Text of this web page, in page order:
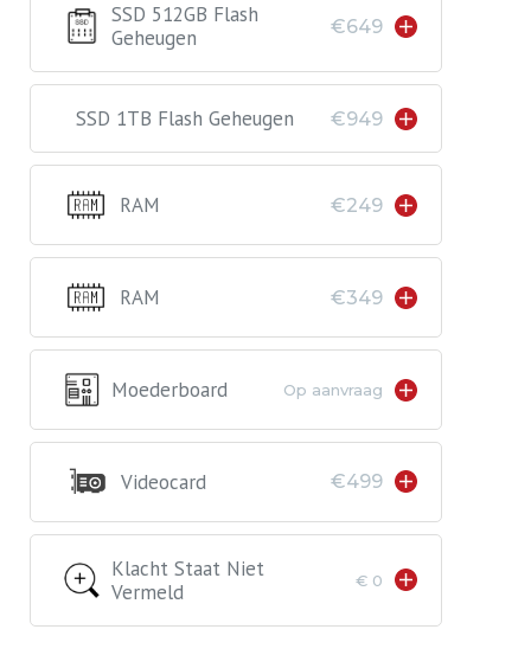
SSD 512GB Flash
Geheugen
€649
SSD 1TB Flash Geheugen €949
RAM €249
RAM €349
Moederboard Op aanvraag
Videocard €499
Klacht Staat Niet
Vermeld
€ 0